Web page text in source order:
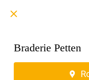
Braderie Petten